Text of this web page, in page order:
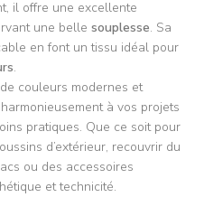
il offre une excellente
une belle souplesse. Sa
en font un tissu idéal pour
.
couleurs modernes et
à vos projets
pratiques. Que ce soit pour
d’extérieur, recouvrir du
ou des accessoires
et technicité.